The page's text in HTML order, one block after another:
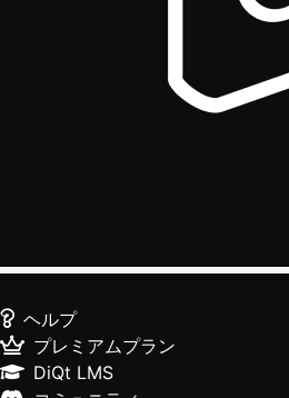
ヘルプ
プレミアムプラン
DiQt LMS